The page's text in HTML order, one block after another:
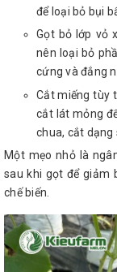
để loại bỏ bụi
Gọt bỏ lớp vỏ
nên loại bỏ
cứng và đắng
Cắt miếng tùy
cắt lát mỏng
chua, cắt dạng
Một mẹo nhỏ là
sau khi gọt để giảm
chế biến.